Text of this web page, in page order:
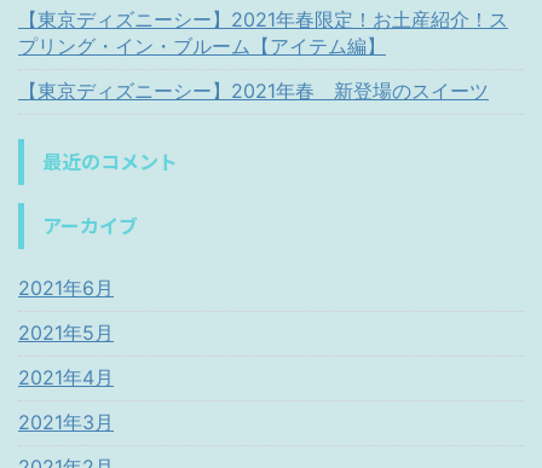
【東京ディズニーシー】2021年春限定！お土産紹介！ス
プリング・イン・ブルーム【アイテム編】
【東京ディズニーシー】2021年春 新登場のスイーツ
最近のコメント
アーカイブ
2021年6月
2021年5月
2021年4月
2021年3月